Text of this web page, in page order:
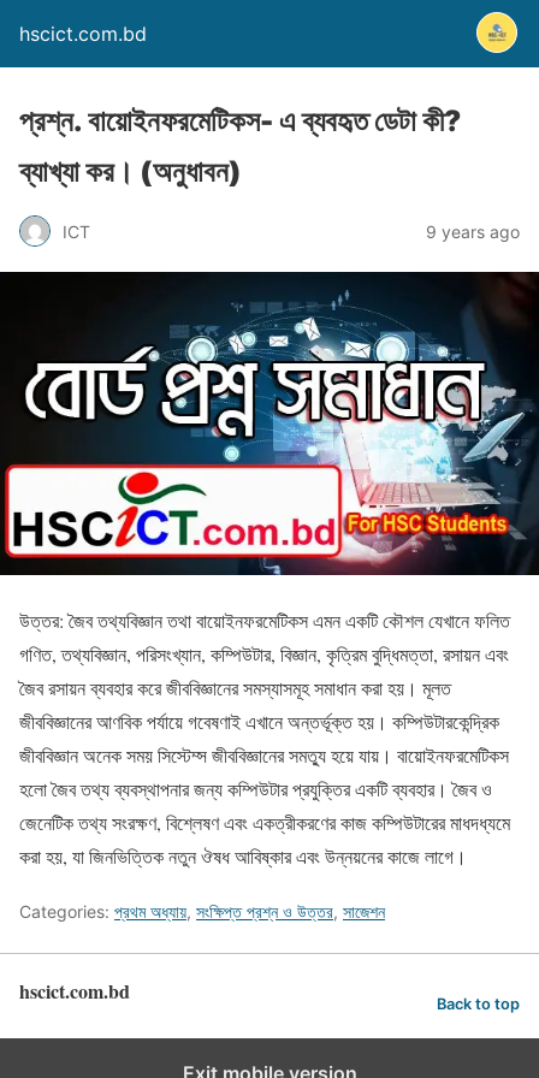
hscict.com.bd
প্রশ্ন. বায়োইনফরমেটিকস- এ ব্যবহৃত ডেটা কী?
ব্যাখ্যা কর। (অনুধাবন)
ICT 9 years ago
উত্তর: জৈব তথ্যবিজ্ঞান তথা বায়োইনফরমেটিকস এমন একটি কৌশল যেখানে ফলিত
গণিত, তথ্যবিজ্ঞান, পরিসংখ্যান, কম্পিউটার, বিজ্ঞান, কৃত্রিম বুদ্ধিমত্তা, রসায়ন এবং
জৈব রসায়ন ব্যবহার করে জীববিজ্ঞানের সমস্যাসমূহ সমাধান করা হয়। মূলত
জীববিজ্ঞানের আণবিক পর্যায়ে গবেষণাই এখানে অন্তর্ভূক্ত হয়। কম্পিউটারকেন্দ্রিক
জীববিজ্ঞান অনেক সময় সিস্টেম্স জীববিজ্ঞানের সমত্যু হয়ে যায়। বায়োইনফরমেটিকস
হলো জৈব তথ্য ব্যবস্থাপনার জন্য কম্পিউটার প্রযুক্তির একটি ব্যবহার। জৈব ও
জেনেটিক তথ্য সংরক্ষণ, বিশ্লেষণ এবং একত্রীকরণের কাজ কম্পিউটারের মাধদধ্যমে
করা হয়, যা জিনভিত্তিক নতুন ঔষধ আবিষ্কার এবং উন্নয়নের কাজে লাগে।
Categories: প্রথম অধ্যায়, সংক্ষিপ্ত প্রশ্ন ও উত্তর, সাজেশন
hscict.com.bd Back to top